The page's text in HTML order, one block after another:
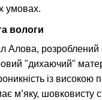
умовах.
вологи
розроблений
"дихаючий"
із високою
м’яку, шовковисту